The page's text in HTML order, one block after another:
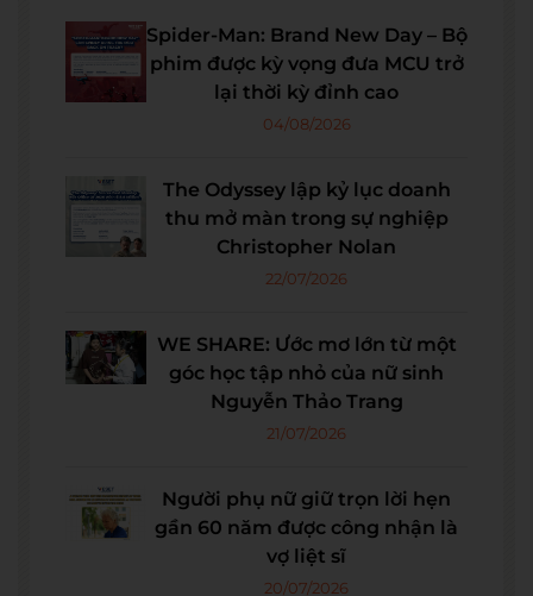
Spider-Man: Brand New Day – Bộ
phim được kỳ vọng đưa MCU trở
lại thời kỳ đỉnh cao
04/08/2026
The Odyssey lập kỷ lục doanh
thu mở màn trong sự nghiệp
Christopher Nolan
22/07/2026
WE SHARE: Ước mơ lớn từ một
góc học tập nhỏ của nữ sinh
Nguyễn Thảo Trang
21/07/2026
Người phụ nữ giữ trọn lời hẹn
gần 60 năm được công nhận là
vợ liệt sĩ
20/07/2026